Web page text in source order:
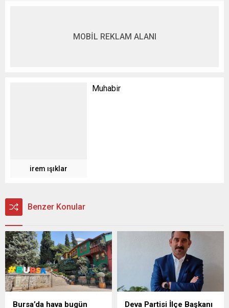
MOBİL REKLAM ALANI
irem ışıklar
Muhabir
Benzer Konular
Bursa’da hava bugün
Deva Partisi İlçe Başkanı